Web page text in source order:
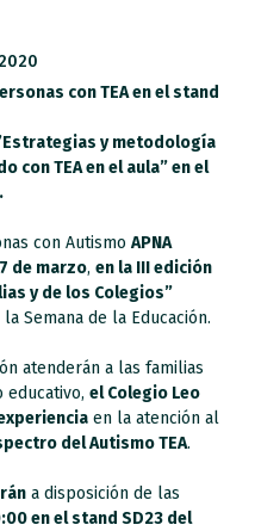
con TEA en el stand
y metodología
con TEA en el aula” en el
con AutismoAPNA
de marzo,en la III edición
y de los Colegios”
Semana de la Educación.
atenderán a las familias
educativo,el Colegio Leo
en la atención al
del Autismo TEA.
a disposición de las
en el stand SD23 del